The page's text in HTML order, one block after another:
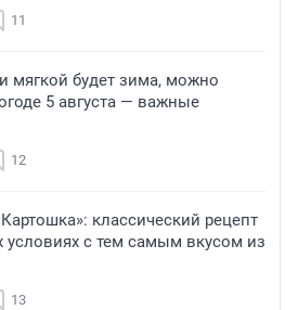
11
мягкой будет зима, можно
5 августа — важные
12
классический рецепт
с тем самым вкусом из
13